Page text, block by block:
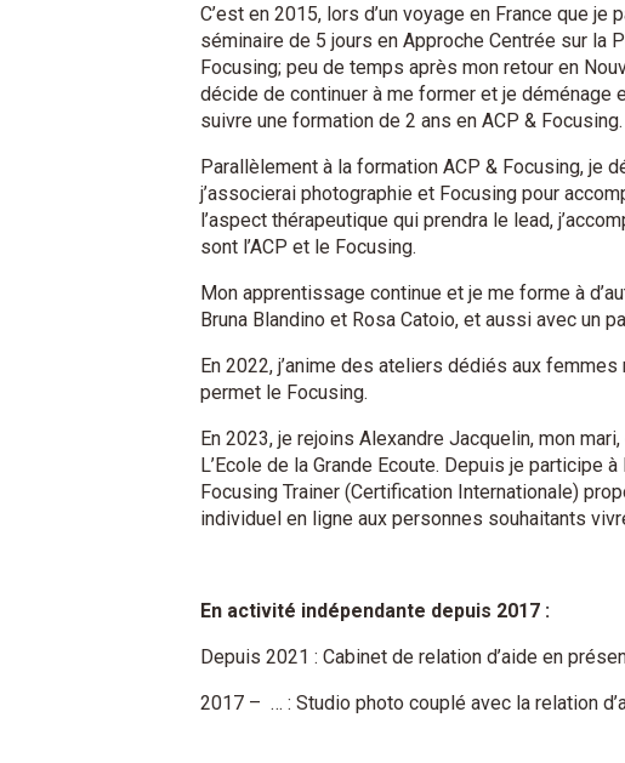
C’est en 2015, lors d’un voyage en France que je
séminaire de 5 jours en Approche Centrée sur la
Focusing; peu de temps après mon retour en
décide de continuer à me former et je déménage
suivre une formation de 2 ans en ACP & Focusing.
Parallèlement à la formation ACP & Focusing, je
j’associerai photographie et Focusing pour
l’aspect thérapeutique qui prendra le lead,
sont l’ACP et le Focusing.
Mon apprentissage continue et je me forme à
Bruna Blandino et Rosa Catoio, et aussi avec un
En 2022, j’anime des ateliers dédiés aux
permet le Focusing.
En 2023, je rejoins Alexandre Jacquelin, mon
L’Ecole de la Grande Ecoute. Depuis je participe
Focusing Trainer (Certification Internationale)
individuel en ligne aux personnes souhaitants
En activité indépendante depuis 2017 :
Depuis 2021 : Cabinet de relation d’aide en
2017 – … : Studio photo couplé avec la relation